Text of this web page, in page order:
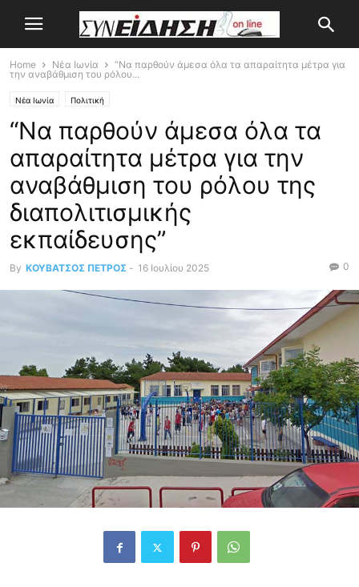
Home Νέα Ιωνία
“Να παρθούν άμεσα όλα τα απαραίτητα μέτρα για
την αναβάθμιση του ρόλου...
Νέα Ιωνία Πολιτική
“Να παρθούν άμεσα όλα τα
απαραίτητα μέτρα για την
αναβάθμιση του ρόλου της
διαπολιτισμικής
εκπαίδευσης”
By ΚΟΥΒΑΤΣΟΣ ΠΕΤΡΟΣ - 16 Ιουλίου 2025 0